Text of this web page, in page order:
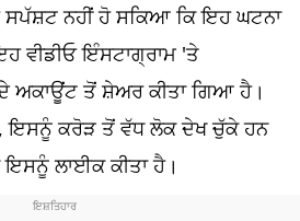
ਨਹੀਂ ਹੋ ਸਕਿਆ ਕਿ ਇਹ ਘਟਨਾ
ਵੀਡੀਓ ਇੰਸਟਾਗ੍ਰਾਮ 'ਤੇ
ਅਕਾਊਂਟ ਤੋਂ ਸ਼ੇਅਰ ਕੀਤਾ ਗਿਆ ਹੈ।
ਇਸਨੂੰ ਕਰੋੜ ਤੋਂ ਵੱਧ ਲੋਕ ਦੇਖ ਚੁੱਕੇ ਹਨ
ਲਾਈਕ ਕੀਤਾ ਹੈ।